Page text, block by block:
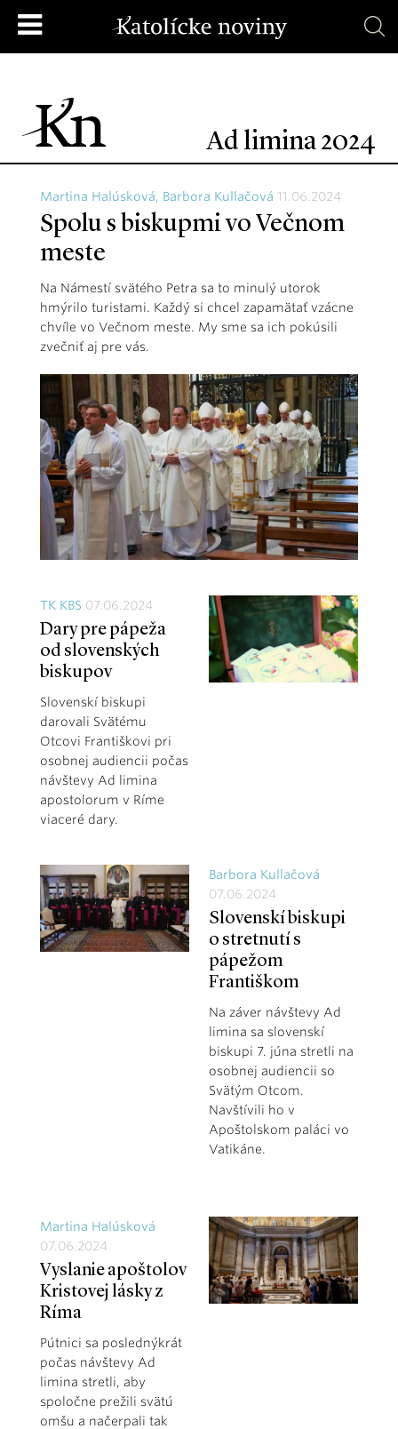
Ad limina 2024
Martina Halúsková, Barbora Kullačová 11.06.2024
Spolu s biskupmi vo Večnom
meste
Na Námestí svätého Petra sa to minulý utorok
hmýrilo turistami. Každý si chcel zapamätať vzácne
chvíle vo Večnom meste. My sme sa ich pokúsili
zvečniť aj pre vás.
TK KBS 07.06.2024
Dary pre pápeža
od slovenských
biskupov
Slovenskí biskupi
darovali Svätému
Otcovi Františkovi pri
osobnej audiencii počas
návštevy Ad limina
apostolorum v Ríme
viaceré dary.
Barbora Kullačová
07.06.2024
Slovenskí biskupi
o stretnutí s
pápežom
Františkom
Na záver návštevy Ad
limina sa slovenskí
biskupi 7. júna stretli na
osobnej audiencii so
Svätým Otcom.
Navštívili ho v
Apoštolskom paláci vo
Vatikáne.
Martina Halúsková
07.06.2024
Vyslanie apoštolov
Kristovej lásky z
Ríma
Pútnici sa poslednýkrát
počas návštevy Ad
limina stretli, aby
spoločne prežili svätú
omšu a načerpali tak